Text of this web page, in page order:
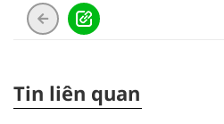
Tin liên quan